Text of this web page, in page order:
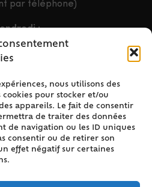
nous utilisons des
pour stocker et/ou
appareils. Le fait de consentir
de traiter des données
de navigation ou les ID uniques
consentir ou de retirer son
effet négatif sur certaines
par téléphone)
:
13h30 – 16h30
RAPIDE
Accueil
du site
légales